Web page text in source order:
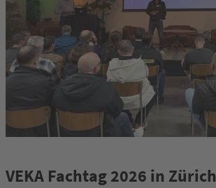
VEKA Fachtag 2026 in Zürich